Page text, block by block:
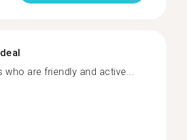
are friendly and active...